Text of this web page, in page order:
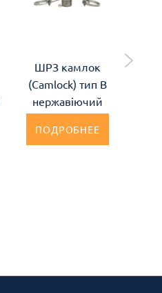
ШРЗ камлок
(Camlock) тип B
нержавіючий
ПОДРОБНЕЕ